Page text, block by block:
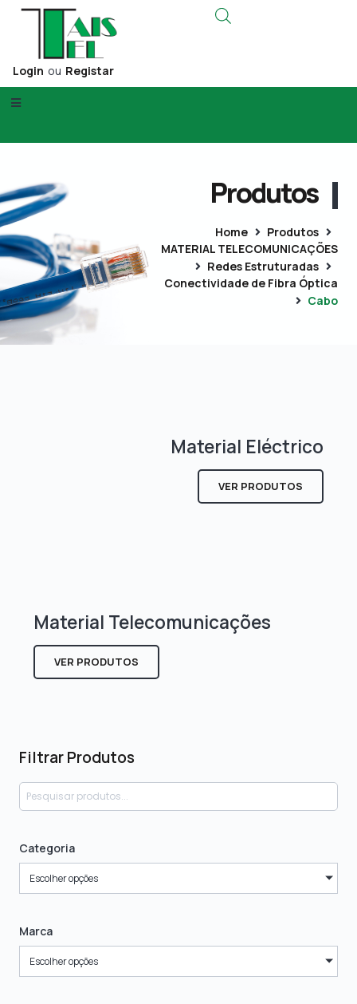
Login ou Registar
Produtos
Home
Produtos
MATERIAL TELECOMUNICAÇÕES
Redes Estruturadas
Conectividade de Fibra Óptica
Cabo
Filtrar Produtos
Categoria
Escolher opções
Marca
Escolher opções
Material Eléctrico
VER PRODUTOS
Material Telecomunicações
VER PRODUTOS